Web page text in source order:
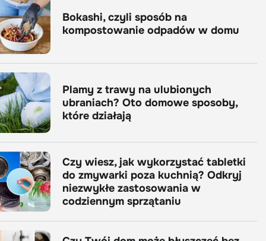
Bokashi, czyli sposób na
kompostowanie odpadów w domu
Plamy z trawy na ulubionych
ubraniach? Oto domowe sposoby,
które działają
Czy wiesz, jak wykorzystać tabletki
do zmywarki poza kuchnią? Odkryj
niezwykłe zastosowania w
codziennym sprzątaniu